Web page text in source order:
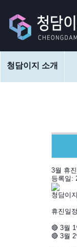
청담이지 소개
3월 휴
등록일:
청담이
휴진일
🔴 3월
🔴 3월